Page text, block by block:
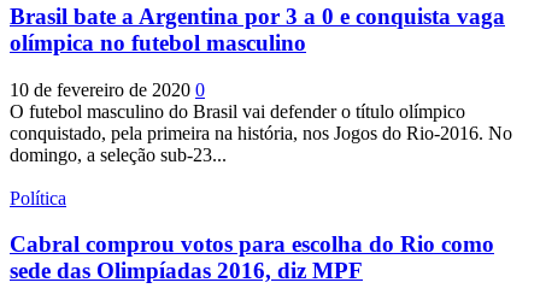
Brasil bate a Argentina por 3 a 0 e conquista vaga
olímpica no futebol masculino
10 de fevereiro de 2020 0
O futebol masculino do Brasil vai defender o título olímpico
conquistado, pela primeira na história, nos Jogos do Rio-2016. No
domingo, a seleção sub-23...
Política
Cabral comprou votos para escolha do Rio como
sede das Olimpíadas 2016, diz MPF